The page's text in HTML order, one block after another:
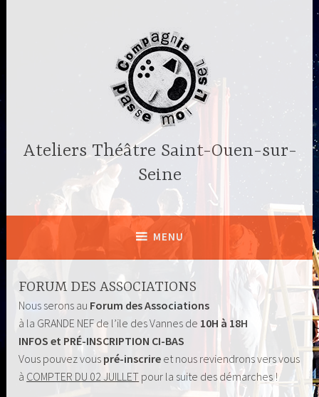
Ateliers Théâtre Saint-Ouen-sur-
Seine
MENU
FORUM DES ASSOCIATIONS
Nous serons au Forum des Associations
à la GRANDE NEF de l’ile des Vannes de 10H à 18H
INFOS et PRÉ-INSCRIPTION CI-BAS
Vous pouvez vous pré-inscrire et nous reviendrons vers vous
à COMPTER DU 02 JUILLET pour la suite des démarches !